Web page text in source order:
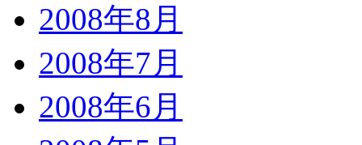
2008年8月
2008年7月
2008年6月